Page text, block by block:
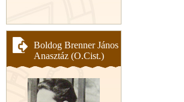
Boldog Brenner János
Anasztáz (O.Cist.)